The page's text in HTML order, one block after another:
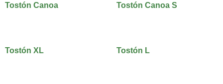
Tostón Canoa Tostón Canoa S
Tostón XL Tostón L